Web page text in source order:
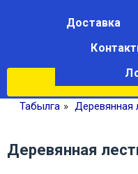
Доставка
Табылга » Деревянная
Деревянная